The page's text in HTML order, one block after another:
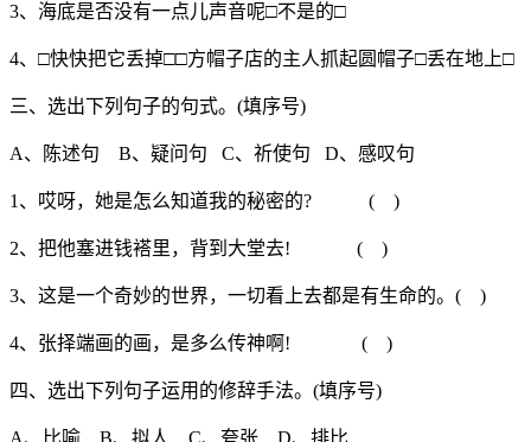
3、海底是否没有一点儿声音呢□不是的□
4、□快快把它丢掉□□方帽子店的主人抓起圆帽子□丢在地上□
三、选出下列句子的句式。(填序号)
A、陈述句 B、疑问句 C、祈使句 D、感叹句
1、哎呀，她是怎么知道我的秘密的? ( )
2、把他塞进钱褡里，背到大堂去! ( )
3、这是一个奇妙的世界，一切看上去都是有生命的。( )
4、张择端画的画，是多么传神啊! ( )
四、选出下列句子运用的修辞手法。(填序号)
A、比喻 B、拟人 C、夸张 D、排比